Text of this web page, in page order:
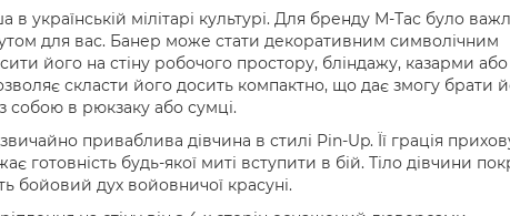
українській мілітарі культурі. Для бренду М-Тас було
для вас. Банер може стати декоративним символічним
його на стіну робочого простору, бліндажу, казарми або
скласти його досить компактно, що дає змогу брати
собою в рюкзаку або сумці.
приваблива дівчина в стилі Pin-Up. Її грація
готовність будь-якої миті вступити в бій. Тіло дівчини
бойовий дух войовничої красуні.